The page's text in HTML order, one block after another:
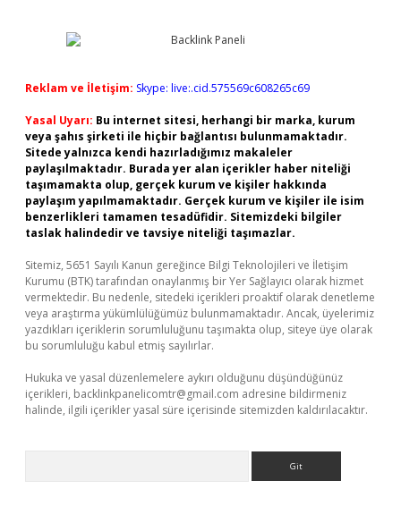
Reklam ve İletişim: Skype: live:.cid.575569c608265c69
Yasal Uyarı: Bu internet sitesi, herhangi bir marka, kurum
veya şahıs şirketi ile hiçbir bağlantısı bulunmamaktadır.
Sitede yalnızca kendi hazırladığımız makaleler
paylaşılmaktadır. Burada yer alan içerikler haber niteliği
taşımamakta olup, gerçek kurum ve kişiler hakkında
paylaşım yapılmamaktadır. Gerçek kurum ve kişiler ile isim
benzerlikleri tamamen tesadüfidir. Sitemizdeki bilgiler
taslak halindedir ve tavsiye niteliği taşımazlar.
Sitemiz, 5651 Sayılı Kanun gereğince Bilgi Teknolojileri ve İletişim
Kurumu (BTK) tarafından onaylanmış bir Yer Sağlayıcı olarak hizmet
vermektedir. Bu nedenle, sitedeki içerikleri proaktif olarak denetleme
veya araştırma yükümlülüğümüz bulunmamaktadır. Ancak, üyelerimiz
yazdıkları içeriklerin sorumluluğunu taşımakta olup, siteye üye olarak
bu sorumluluğu kabul etmiş sayılırlar.
Hukuka ve yasal düzenlemelere aykırı olduğunu düşündüğünüz
içerikleri, backlinkpanelicomtr@gmail.com adresine bildirmeniz
halinde, ilgili içerikler yasal süre içerisinde sitemizden kaldırılacaktır.